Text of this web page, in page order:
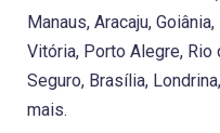
Manaus, Aracaju,
Vitória, Porto Alegre, Rio
Seguro, Brasília,
mais.